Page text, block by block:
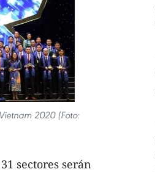
2020 (Foto:
sectores serán